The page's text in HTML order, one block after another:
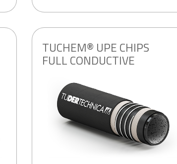
TUCHEM® UPE CHIPS
FULL CONDUCTIVE